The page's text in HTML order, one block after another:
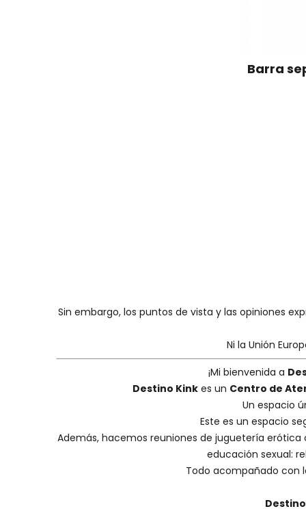
Barra
Sin embargo, los puntos de vista y las opiniones
Ni la Unión
¡Mi bienvenida a
Destino Kink es un Centro de
Un espacio
Este es un espacio
Además, hacemos reuniones de juguetería erótica
educación sexual:
Todo acompañado con